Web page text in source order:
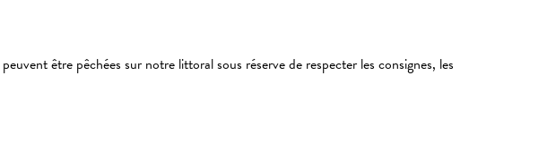
être pêchées sur notre littoral sous réserve de respecter les consignes, les